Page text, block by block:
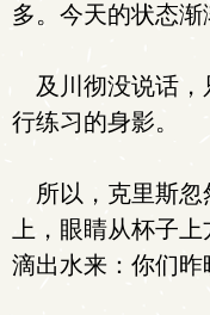
多。今天的状态渐
及川彻没说话，
行练习的身影。
所以，克里斯忽
上，眼睛从杯子
滴出水来：你们昨